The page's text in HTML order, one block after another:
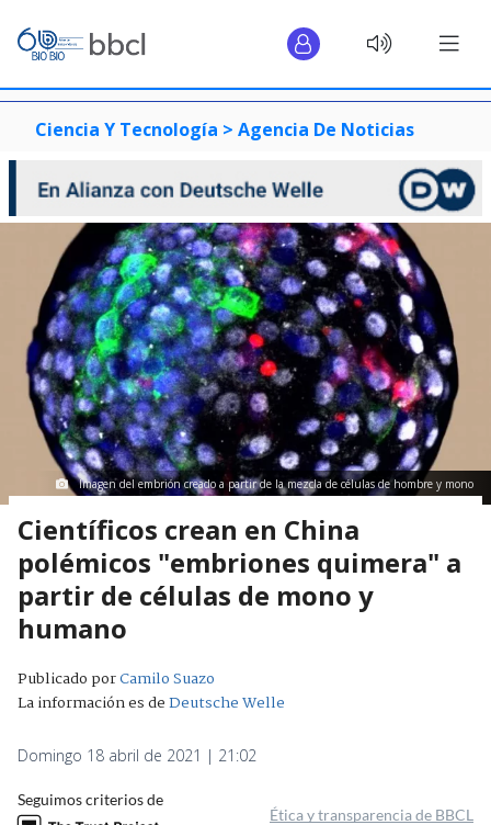
Ciencia Y Tecnología > Agencia De Noticias
Imagen del embrión creado a partir de la mezcla de células de hombre y mono
Científicos crean en China
polémicos "embriones quimera" a
partir de células de mono y
humano
Publicado porCamilo Suazo
La información es deDeutsche Welle
Domingo 18 abril de 2021 | 21:02
Seguimos criterios de
Ética y transparencia de BBCL